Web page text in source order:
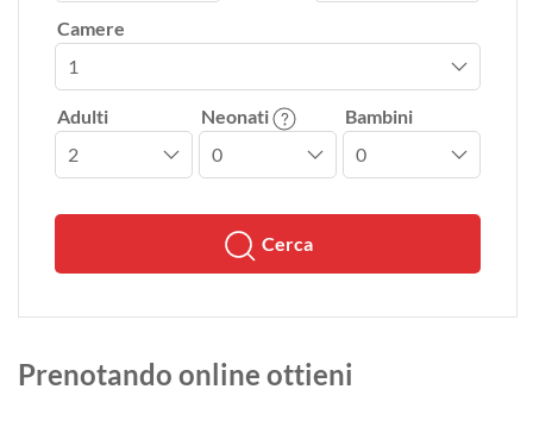
Camere
Adulti Neonati Bambini
Cerca
Prenotando online ottieni